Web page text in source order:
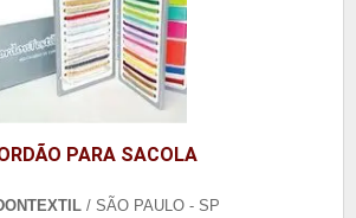
PARA SACOLA
/ SÃO PAULO - SP